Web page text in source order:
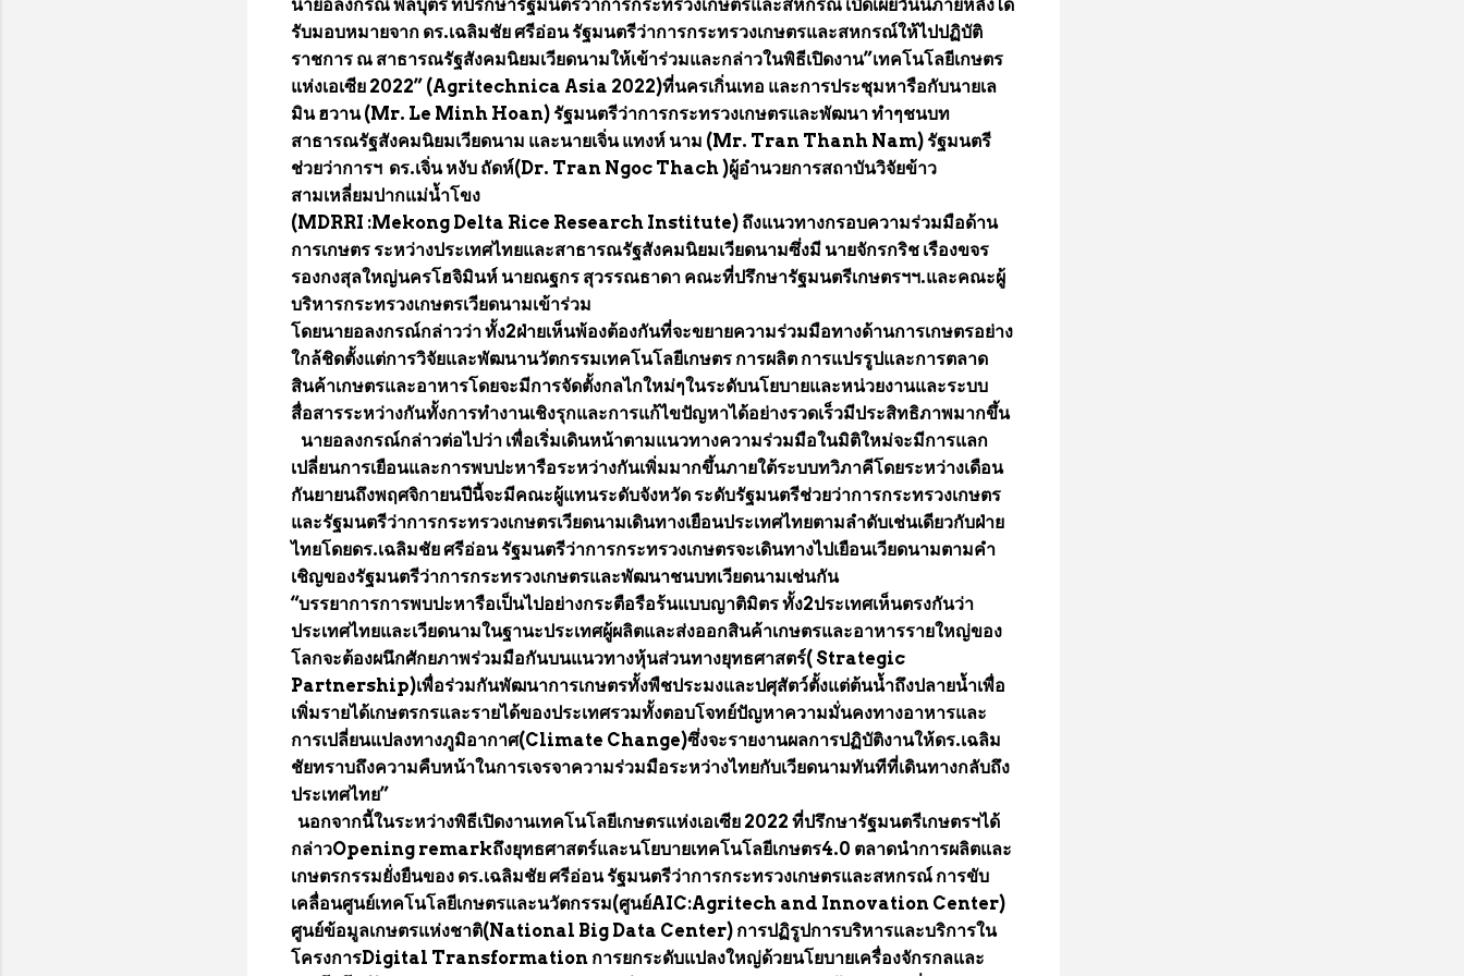
นายอลงกรณ์ พลบุตร ที่ปรึกษารัฐมนตรีว่าการกระทรวงเกษตรและสหกรณ์ เปิดเผยวันนี้ภายหลังได้
รับมอบหมายจาก ดร.เฉลิมชัย ศรีอ่อน รัฐมนตรีว่าการกระทรวงเกษตรและสหกรณ์ให้ไปปฏิบัติ
ราชการ ณ สาธารณรัฐสังคมนิยมเวียดนามให้เข้าร่วมและกล่าวในพิธีเปิดงาน”เทคโนโลยีเกษตร
แห่งเอเซีย 2022” (Agritechnica Asia 2022)ที่นครเกิ่นเทอ และการประชุมหารือกับนายเล
มิน ฮวาน (Mr. Le Minh Hoan) รัฐมนตรีว่าการกระทรวงเกษตรและพัฒนา ทำๆชนบท
สาธารณรัฐสังคมนิยมเวียดนาม และนายเจิ่น แทงห์ นาม (Mr. Tran Thanh Nam) รัฐมนตรี
ช่วยว่าการฯ ดร.เจิ่น หงับ ถัดห์(Dr. Tran Ngoc Thach )ผู้อำนวยการสถาบันวิจัยข้าว
สามเหลี่ยมปากแม่น้ำโขง
(MDRRI :Mekong Delta Rice Research Institute) ถึงแนวทางกรอบความร่วมมือด้าน
การเกษตร ระหว่างประเทศไทยและสาธารณรัฐสังคมนิยมเวียดนามซึ่งมี นายจักรกริช เรืองขจร
รองกงสุลใหญ่นครโฮจิมินห์ นายณฐกร สุวรรณธาดา คณะที่ปรึกษารัฐมนตรีเกษตรฯฯ.และคณะผู้
บริหารกระทรวงเกษตรเวียดนามเข้าร่วม
โดยนายอลงกรณ์กล่าวว่า ทั้ง2ฝ่ายเห็นพ้องต้องกันที่จะขยายความร่วมมือทางด้านการเกษตรอย่าง
ใกล้ชิดตั้งแต่การวิจัยและพัฒนานวัตกรรมเทคโนโลยีเกษตร การผลิต การแปรรูปและการตลาด
สินค้าเกษตรและอาหารโดยจะมีการจัดตั้งกลไกใหม่ๆในระดับนโยบายและหน่วยงานและระบบ
สื่อสารระหว่างกันทั้งการทำงานเชิงรุกและการแก้ไขปัญหาได้อย่างรวดเร็วมีประสิทธิภาพมากขึ้น
นายอลงกรณ์กล่าวต่อไปว่า เพื่อเริ่มเดินหน้าตามแนวทางความร่วมมือในมิติใหม่จะมีการแลก
เปลี่ยนการเยือนและการพบปะหารือระหว่างกันเพิ่มมากขึ้นภายใต้ระบบทวิภาคีโดยระหว่างเดือน
กันยายนถึงพฤศจิกายนปีนี้จะมีคณะผู้แทนระดับจังหวัด ระดับรัฐมนตรีช่วยว่าการกระทรวงเกษตร
และรัฐมนตรีว่าการกระทรวงเกษตรเวียดนามเดินทางเยือนประเทศไทยตามลำดับเช่นเดียวกับฝ่าย
ไทยโดยดร.เฉลิมชัย ศรีอ่อน รัฐมนตรีว่าการกระทรวงเกษตรจะเดินทางไปเยือนเวียดนามตามคำ
เชิญของรัฐมนตรีว่าการกระทรวงเกษตรและพัฒนาชนบทเวียดนามเช่นกัน
“บรรยาการการพบปะหารือเป็นไปอย่างกระตือรือร้นแบบญาติมิตร ทั้ง2ประเทศเห็นตรงกันว่า
ประเทศไทยและเวียดนามในฐานะประเทศผู้ผลิตและส่งออกสินค้าเกษตรและอาหารรายใหญ่ของ
โลกจะต้องผนึกศักยภาพร่วมมือกันบนแนวทางหุ้นส่วนทางยุทธศาสตร์( Strategic
Partnership)เพื่อร่วมกันพัฒนาการเกษตรทั้งพืชประมงและปศุสัตว์ตั้งแต่ต้นน้ำถึงปลายน้ำเพื่อ
เพิ่มรายได้เกษตรกรและรายได้ของประเทศรวมทั้งตอบโจทย์ปัญหาความมั่นคงทางอาหารและ
การเปลี่ยนแปลงทางภูมิอากาศ(Climate Change)ซึ่งจะรายงานผลการปฏิบัติงานให้ดร.เฉลิม
ชัยทราบถึงความคืบหน้าในการเจรจาความร่วมมือระหว่างไทยกับเวียดนามทันทีที่เดินทางกลับถึง
ประเทศไทย”
นอกจากนี้ในระหว่างพิธีเปิดงานเทคโนโลยีเกษตรแห่งเอเซีย 2022 ที่ปรึกษารัฐมนตรีเกษตรฯได้
กล่าวOpening remarkถึงยุทธศาสตร์และนโยบายเทคโนโลยีเกษตร4.0 ตลาดนำการผลิตและ
เกษตรกรรมยั่งยืนของ ดร.เฉลิมชัย ศรีอ่อน รัฐมนตรีว่าการกระทรวงเกษตรและสหกรณ์ การขับ
เคลื่อนศูนย์เทคโนโลยีเกษตรและนวัตกรรม(ศูนย์AIC:Agritech and Innovation Center)
ศูนย์ข้อมูลเกษตรแห่งชาติ(National Big Data Center) การปฏิรูปการบริหารและบริการใน
โครงการDigital Transformation การยกระดับแปลงใหญ่ด้วยนโยบายเครื่องจักรกลและ